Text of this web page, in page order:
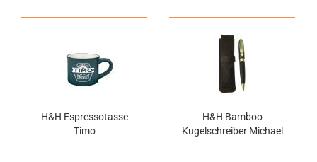
H&H Espressotasse
Timo
H&H Bamboo
Kugelschreiber Michael